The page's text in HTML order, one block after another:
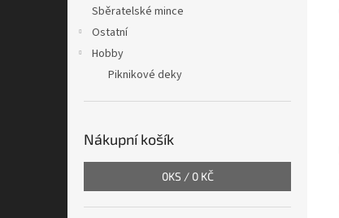
Sběratelské mince
Ostatní
Hobby
Piknikové deky
Nákupní košík
0KS / 0 KČ